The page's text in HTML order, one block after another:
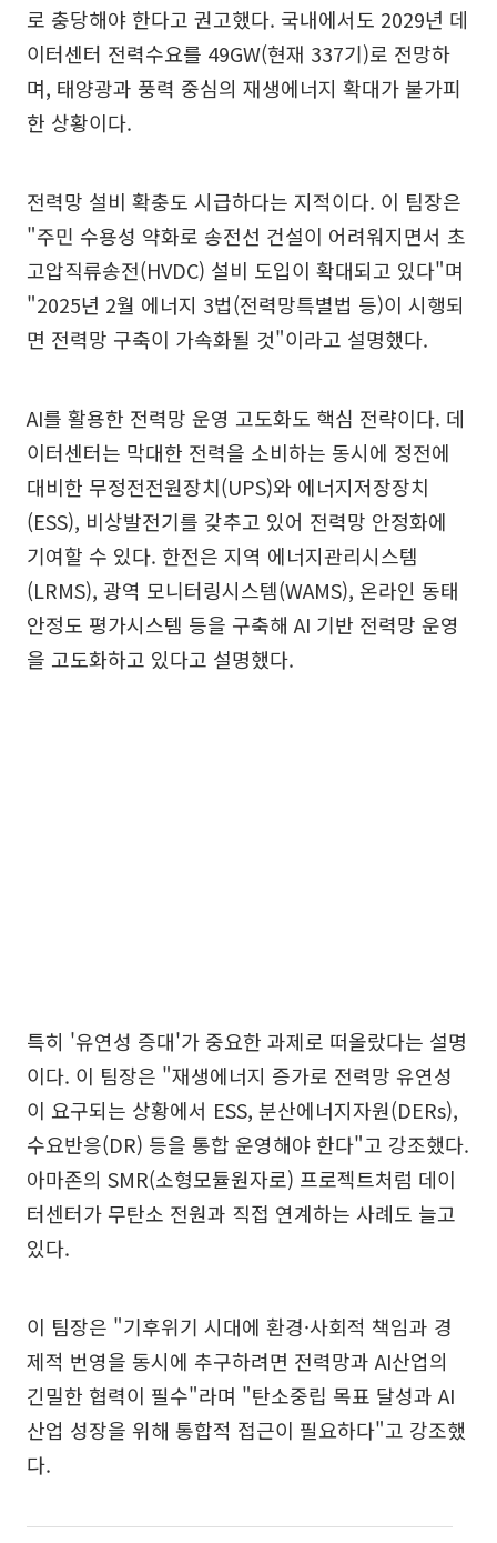
로 충당해야 한다고 권고했다. 국내에서도 2029년 데
이터센터 전력수요를 49GW(현재 337기)로 전망하
며, 태양광과 풍력 중심의 재생에너지 확대가 불가피
한 상황이다.
전력망 설비 확충도 시급하다는 지적이다. 이 팀장은
"주민 수용성 약화로 송전선 건설이 어려워지면서 초
고압직류송전(HVDC) 설비 도입이 확대되고 있다"며
"2025년 2월 에너지 3법(전력망특별법 등)이 시행되
면 전력망 구축이 가속화될 것"이라고 설명했다.
AI를 활용한 전력망 운영 고도화도 핵심 전략이다. 데
이터센터는 막대한 전력을 소비하는 동시에 정전에
대비한 무정전전원장치(UPS)와 에너지저장장치
(ESS), 비상발전기를 갖추고 있어 전력망 안정화에
기여할 수 있다. 한전은 지역 에너지관리시스템
(LRMS), 광역 모니터링시스템(WAMS), 온라인 동태
안정도 평가시스템 등을 구축해 AI 기반 전력망 운영
을 고도화하고 있다고 설명했다.
특히 '유연성 증대'가 중요한 과제로 떠올랐다는 설명
이다. 이 팀장은 "재생에너지 증가로 전력망 유연성
이 요구되는 상황에서 ESS, 분산에너지자원(DERs),
수요반응(DR) 등을 통합 운영해야 한다"고 강조했다.
아마존의 SMR(소형모듈원자로) 프로젝트처럼 데이
터센터가 무탄소 전원과 직접 연계하는 사례도 늘고
있다.
이 팀장은 "기후위기 시대에 환경·사회적 책임과 경
제적 번영을 동시에 추구하려면 전력망과 AI산업의
긴밀한 협력이 필수"라며 "탄소중립 목표 달성과 AI
산업 성장을 위해 통합적 접근이 필요하다"고 강조했
다.